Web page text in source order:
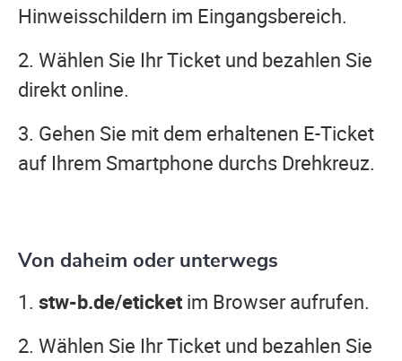
Hinweisschildern im Eingangsbereich.
2. Wählen Sie Ihr Ticket und bezahlen Sie
direkt online.
3. Gehen Sie mit dem erhaltenen E-Ticket
auf Ihrem Smartphone durchs Drehkreuz.
Von daheim oder unterwegs
1. stw-b.de/eticket im Browser aufrufen.
2. Wählen Sie Ihr Ticket und bezahlen Sie